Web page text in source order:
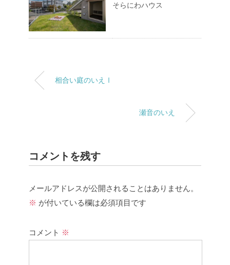
そらにわハウス
相合い庭のいえⅠ
瀬音のいえ
コメントを残す
メールアドレスが公開されることはありません。
※ が付いている欄は必須項目です
コメント ※